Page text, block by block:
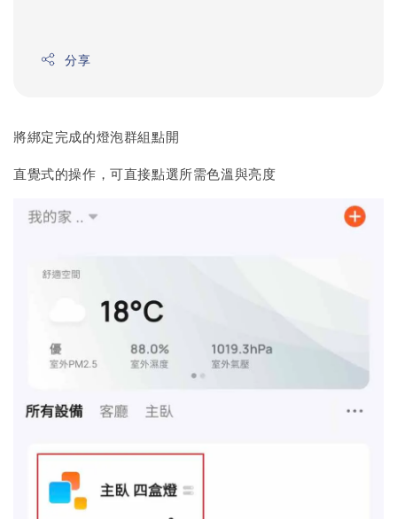
分享
將綁定完成的燈泡群組點開
直覺式的操作，可直接點選所需色溫與亮度